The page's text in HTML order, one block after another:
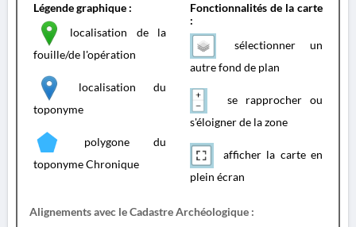
Légende graphique :
localisation de la
fouille/de l'opération
localisation du
toponyme
polygone du
toponyme Chronique
Fonctionnalités de la carte
:
sélectionner un
autre fond de plan
se rapprocher ou
s'éloigner de la zone
afficher la carte en
plein écran
Alignements avec le Cadastre Archéologique :